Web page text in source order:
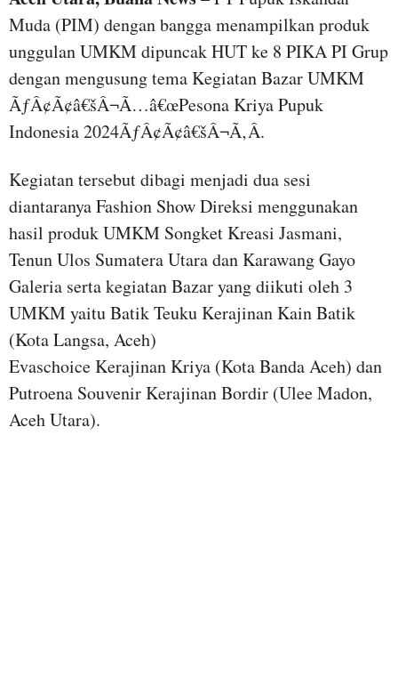
Muda (PIM) dengan bangga menampilkan produk
unggulan UMKM dipuncak HUT ke 8 PIKA PI Grup
dengan mengusung tema Kegiatan Bazar UMKM
ÃƒÂ¢Ã¢â€šÂ¬Ã…â€œPesona Kriya Pupuk
Indonesia 2024ÃƒÂ¢Ã¢â€šÂ¬Ã‚Â.
Kegiatan tersebut dibagi menjadi dua sesi
diantaranya Fashion Show Direksi menggunakan
hasil produk UMKM Songket Kreasi Jasmani,
Tenun Ulos Sumatera Utara dan Karawang Gayo
Galeria serta kegiatan Bazar yang diikuti oleh 3
UMKM yaitu Batik Teuku Kerajinan Kain Batik
(Kota Langsa, Aceh)
Evaschoice Kerajinan Kriya (Kota Banda Aceh) dan
Putroena Souvenir Kerajinan Bordir (Ulee Madon,
Aceh Utara).